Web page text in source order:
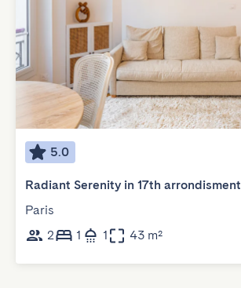
5.0
Radiant Serenity in 17th arrondisment
Paris
2
1 1 43 m²